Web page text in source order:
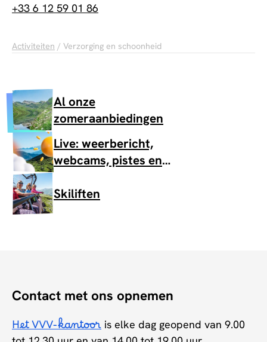
+33 6 12 59 01 86
Activiteiten / Verzorging en schoonheid
Al onze
zomeraanbiedingen
Live: weerbericht,
webcams, pistes en
Skiliften
Contact met ons opnemen
Het VVV-kantoor is elke dag geopend van 9.00